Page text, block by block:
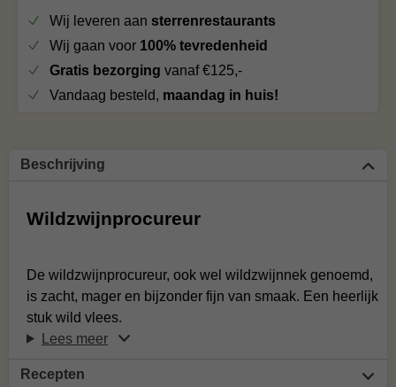
Wij leveren aan sterrenrestaurants
Wij gaan voor 100% tevredenheid
Gratis bezorging vanaf €125,-
Vandaag besteld, maandag in huis!
Beschrijving
Wildzwijnprocureur
De wildzwijnprocureur, ook wel wildzwijnnek genoemd,
is zacht, mager en bijzonder fijn van smaak. Een heerlijk
stuk wild vlees.
Lees meer
Recepten